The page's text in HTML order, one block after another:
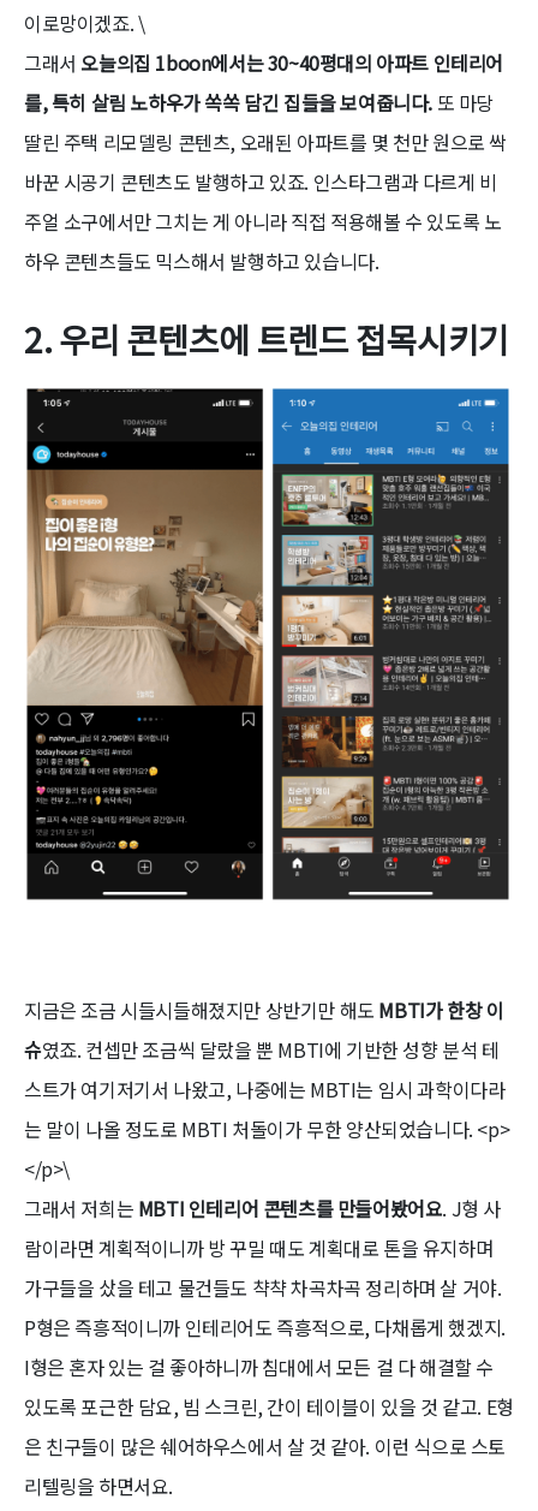
이로망이겠죠. \
그래서 오늘의집 1boon에서는 30~40평대의 아파트 인테리어
를, 특히 살림 노하우가 쏙쏙 담긴 집들을 보여줍니다. 또 마당
딸린 주택 리모델링 콘텐츠, 오래된 아파트를 몇 천만 원으로 싹
바꾼 시공기 콘텐츠도 발행하고 있죠. 인스타그램과 다르게 비
주얼 소구에서만 그치는 게 아니라 직접 적용해볼 수 있도록 노
하우 콘텐츠들도 믹스해서 발행하고 있습니다.
2. 우리 콘텐츠에 트렌드 접목시키기
지금은 조금 시들시들해졌지만 상반기만 해도 MBTI가 한창 이
슈였죠. 컨셉만 조금씩 달랐을 뿐 MBTI에 기반한 성향 분석 테
스트가 여기저기서 나왔고, 나중에는 MBTI는 임시 과학이다라
는 말이 나올 정도로 MBTI 처돌이가 무한 양산되었습니다. <p>
</p>\
그래서 저희는 MBTI 인테리어 콘텐츠를 만들어봤어요. J형 사
람이라면 계획적이니까 방 꾸밀 때도 계획대로 톤을 유지하며
가구들을 샀을 테고 물건들도 챡챡 차곡차곡 정리하며 살 거야.
P형은 즉흥적이니까 인테리어도 즉흥적으로, 다채롭게 했겠지.
I형은 혼자 있는 걸 좋아하니까 침대에서 모든 걸 다 해결할 수
있도록 포근한 담요, 빔 스크린, 간이 테이블이 있을 것 같고. E형
은 친구들이 많은 쉐어하우스에서 살 것 같아. 이런 식으로 스토
리텔링을 하면서요.